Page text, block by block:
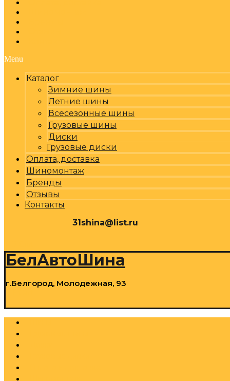
Menu
Каталог
Зимние шины
Летние шины
Всесезонные шины
Грузовые шины
Диски
Грузовые диски
Оплата, доставка
Шиномонтаж
Бренды
Отзывы
Контакты
31shina@list.ru
БелАвтоШина
г.Белгород, Молодежная, 93